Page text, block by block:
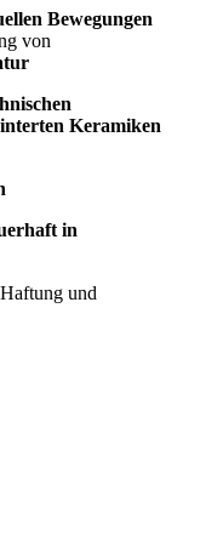
Bewegungen
von
Keramiken
in
und